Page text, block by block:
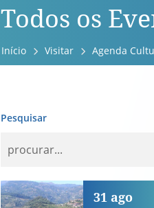
Todos os
Início Visitar Agenda
Pesquisar
Inauguração
31 ago